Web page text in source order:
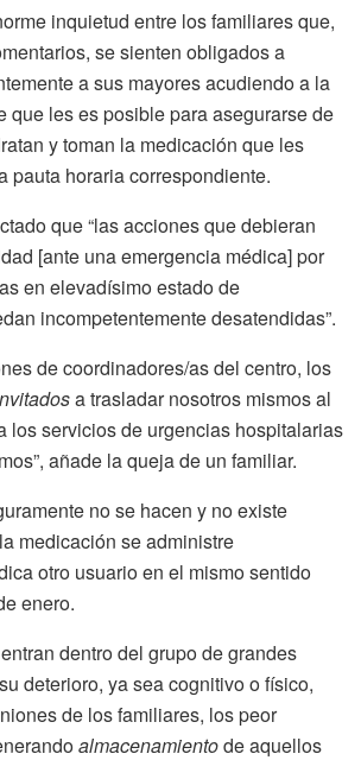
inquietud entre los familiares que,
se sienten obligados a
a sus mayores acudiendo a la
que les es posible para asegurarse de
y toman la medicación que les
pauta horaria correspondiente.
que “las acciones que debieran
[ante una emergencia médica] por
en elevadísimo estado de
incompetentemente desatendidas”.
de coordinadores/as del centro, los
a trasladar nosotros mismos al
los servicios de urgencias hospitalarias
añade la queja de un familiar.
no se hacen y no existe
medicación se administre
otro usuario en el mismo sentido
enero.
dentro del grupo de grandes
deterioro, ya sea cognitivo o físico,
de los familiares, los peor
almacenamientode aquellos